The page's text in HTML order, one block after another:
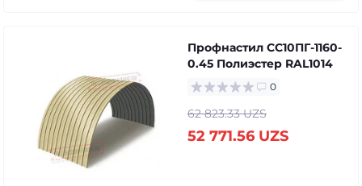
Профнастил СС10ПГ-1160-
0.45 Полиэстер RAL1014
0
62 823.33 UZS
52 771.56 UZS